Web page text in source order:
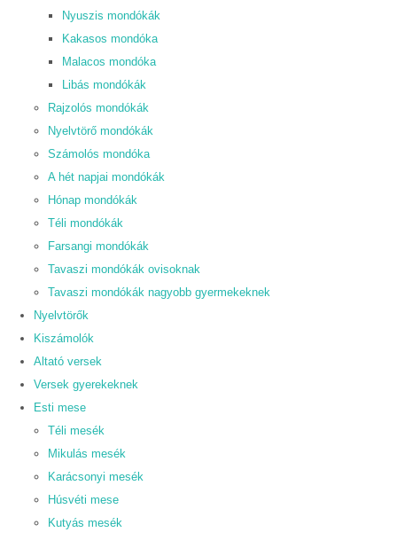
Nyuszis mondókák
Kakasos mondóka
Malacos mondóka
Libás mondókák
Rajzolós mondókák
Nyelvtörő mondókák
Számolós mondóka
A hét napjai mondókák
Hónap mondókák
Téli mondókák
Farsangi mondókák
Tavaszi mondókák ovisoknak
Tavaszi mondókák nagyobb gyermekeknek
Nyelvtörők
Kiszámolók
Altató versek
Versek gyerekeknek
Esti mese
Téli mesék
Mikulás mesék
Karácsonyi mesék
Húsvéti mese
Kutyás mesék